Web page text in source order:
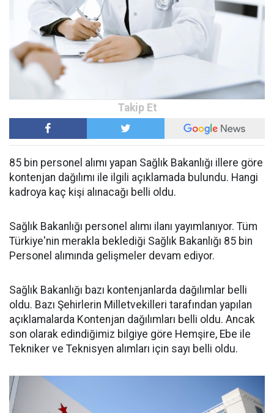
85 bin personel alımı yapan Sağlık Bakanlığı illere göre
kontenjan dağılımı ile ilgili açıklamada bulundu. Hangi
kadroya kaç kişi alınacağı belli oldu.
Sağlık Bakanlığı personel alımı ilanı yayımlanıyor. Tüm
Türkiye'nin merakla beklediği Sağlık Bakanlığı 85 bin
Personel alımında gelişmeler devam ediyor.
Sağlık Bakanlığı bazı kontenjanlarda dağılımlar belli
oldu. Bazı Şehirlerin Milletvekilleri tarafından yapılan
açıklamalarda Kontenjan dağılımları belli oldu. Ancak
son olarak edindiğimiz bilgiye göre Hemşire, Ebe ile
Tekniker ve Teknisyen alımları için sayı belli oldu.